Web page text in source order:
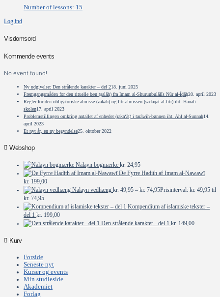
Number of lessons: 15
Log ind
Visdomsord
Kommende events
No event found!
Ny udgivelse: Den strålende karakter – del 218. juni 2025
Fremgangsmåden for den rituelle bøn (ṣalāh) fra Imam al-Shurunbulālīs Nūr al-Īḍāḥ20. april 2023
Regler for den obligatoriske almisse (zakāh) og fiṭr-almissen (ṣadaqat al-fiṭr) iht. Ḥanafī
skolen17. april 2023
Problemstillingen omkring antallet af enheder (raka‘āt) i tarāwīḥ-bønnen iht. Ahl al-Sunnah14.
april 2023
Et nyt år, en ny begyndelse25. oktober 2022
Webshop
Nalayn bogmærke kr. 24,95
De Fyrre Hadith af Imam al-Nawawī
kr. 199,00
Nalayn vedhæng kr. 49,95 – kr. 74,95Prisinterval: kr. 49,95 til
kr. 74,95
Kompendium af islamiske tekster –
del 1 kr. 199,00
Den strålende karakter - del 1 kr. 149,00
Kurv
Forside
Seneste nyt
Kurser og events
Min studieside
Akademiet
Forlag